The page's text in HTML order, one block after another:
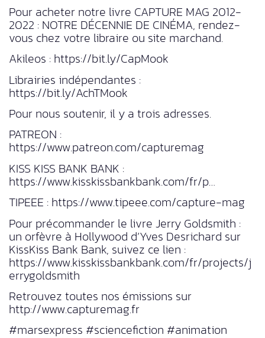
Pour acheter notre livre CAPTURE MAG 2012-
2022 : NOTRE DÉCENNIE DE CINÉMA, rendez-
vous chez votre libraire ou site marchand.
Akileos : https://bit.ly/CapMook
Librairies indépendantes :
https://bit.ly/AchTMook
Pour nous soutenir, il y a trois adresses.
PATREON :
https://www.patreon.com/capturemag
KISS KISS BANK BANK :
https://www.kisskissbankbank.com/fr/p…
TIPEEE : https://www.tipeee.com/capture-mag
Pour précommander le livre Jerry Goldsmith :
un orfèvre à Hollywood d’Yves Desrichard sur
KissKiss Bank Bank, suivez ce lien :
https://www.kisskissbankbank.com/fr/projects/j
errygoldsmith
Retrouvez toutes nos émissions sur
http://www.capturemag.fr
#marsexpress #sciencefiction #animation